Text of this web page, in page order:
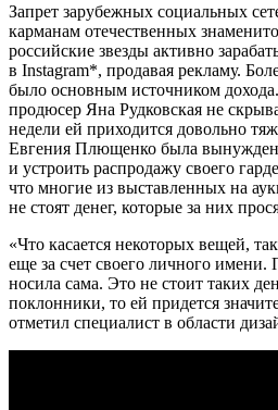
Запрет зарубежных социальных
карманам отечественных
российские звезды активно
в Instagram*, продавая рекламу.
было основным источником
продюсер Яна Рудковская не
недели ей приходится довольно
Евгения Плющенко была
и устроить распродажу своего
что многие из выставленных на
не стоят денег, которые за них
«Что касается некоторых вещей,
еще за счет своего личного
носила сама. Это не стоит таких
поклонники, то ей придется
отметил специалист в области